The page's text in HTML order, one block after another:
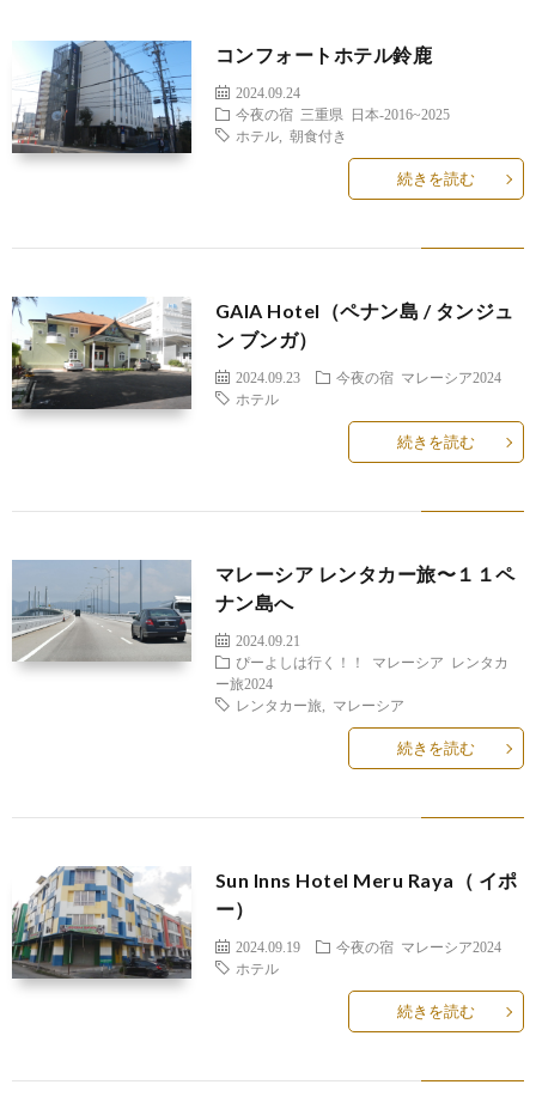
コンフォートホテル鈴鹿
2024.09.24
今夜の宿 三重県
日本-2016~2025
ホテル, 朝食付き
続きを読む
GAIA Hotel（ペナン島 / タンジュ
ン ブンガ）
2024.09.23 今夜の宿 マレーシア2024
ホテル
続きを読む
マレーシア レンタカー旅〜１１ペ
ナン島へ
2024.09.21
ぴーよしは行く！！
マレーシア レンタカ
ー旅2024
レンタカー旅
マレーシア
続きを読む
Sun Inns Hotel Meru Raya（ イポ
ー）
2024.09.19 今夜の宿 マレーシア2024
ホテル
続きを読む